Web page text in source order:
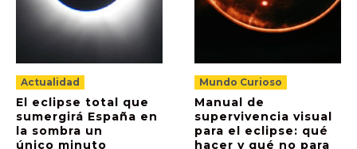
Actualidad
El eclipse total que
sumergirá España en
la sombra un
único minuto
Mundo Curioso
Manual de
supervivencia visual
para el eclipse: qué
hacer y qué no para